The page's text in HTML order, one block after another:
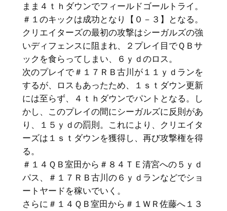
まま４ｔｈダウンでフィールドゴールトライ。
＃１のキックは成功となり【０－３】となる。
クリエイターズの最初の攻撃はシーガルズの強
いディフェンスに阻まれ、２プレイ目でＱＢサ
ックを食らってしまい、６ｙｄのロス。
次のプレイで＃１７ＲＢ古川が１１ｙｄランを
するが、ロスもあったため、１ｓｔダウン更新
には至らず、４ｔｈダウンでパントとなる。し
かし、このプレイの間にシーガルズに反則があ
り、１５ｙｄの罰則。これにより、クリエイタ
ーズは１ｓｔダウンを獲得し、再び攻撃権を得
る。
＃１４ＱＢ室田から＃８４ＴＥ清宮への５ｙｄ
パス、＃１７ＲＢ古川の６ｙｄランなどでショ
ートヤードを稼いでいく。
さらに＃１４ＱＢ室田から＃１ＷＲ佐藤へ１３